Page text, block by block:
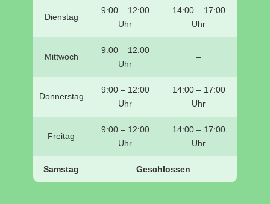
Dienstag
9:00 – 12:00
Uhr
14:00 – 17:00
Uhr
Mittwoch
9:00 – 12:00
Uhr
–
Donnerstag
9:00 – 12:00
Uhr
14:00 – 17:00
Uhr
Freitag
9:00 – 12:00
Uhr
14:00 – 17:00
Uhr
Samstag Geschlossen